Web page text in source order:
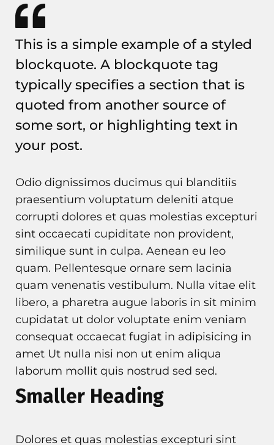
This is a simple example of a styled
blockquote. A blockquote tag
typically specifies a section that is
quoted from another source of
some sort, or highlighting text in
your post.
Odio dignissimos ducimus qui blanditiis
praesentium voluptatum deleniti atque
corrupti dolores et quas molestias excepturi
sint occaecati cupiditate non provident,
similique sunt in culpa. Aenean eu leo
quam. Pellentesque ornare sem lacinia
quam venenatis vestibulum. Nulla vitae elit
libero, a pharetra augue laboris in sit minim
cupidatat ut dolor voluptate enim veniam
consequat occaecat fugiat in adipisicing in
amet Ut nulla nisi non ut enim aliqua
laborum mollit quis nostrud sed sed.
Smaller Heading
Dolores et quas molestias excepturi sint